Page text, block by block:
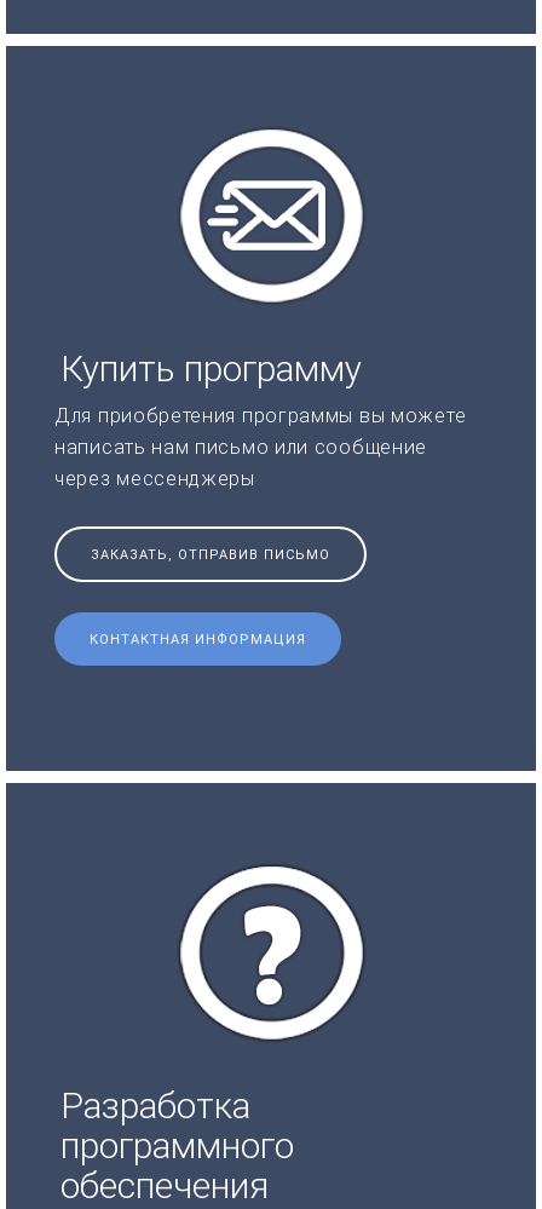
Купить программу
Для приобретения программы вы можете
написать нам письмо или сообщение
через мессенджеры
ЗАКАЗАТЬ, ОТПРАВИВ ПИСЬМО
КОНТАКТНАЯ ИНФОРМАЦИЯ
Разработка
программного
обеспечения